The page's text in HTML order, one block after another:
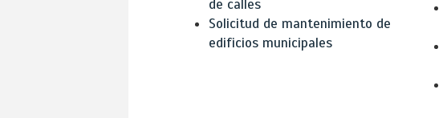
de calles
Solicitud de mantenimiento de
edificios municipales